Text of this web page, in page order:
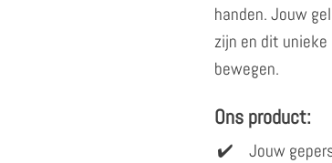
handen. Jouw
zijn en dit
bewegen.
Ons product:
Jouw